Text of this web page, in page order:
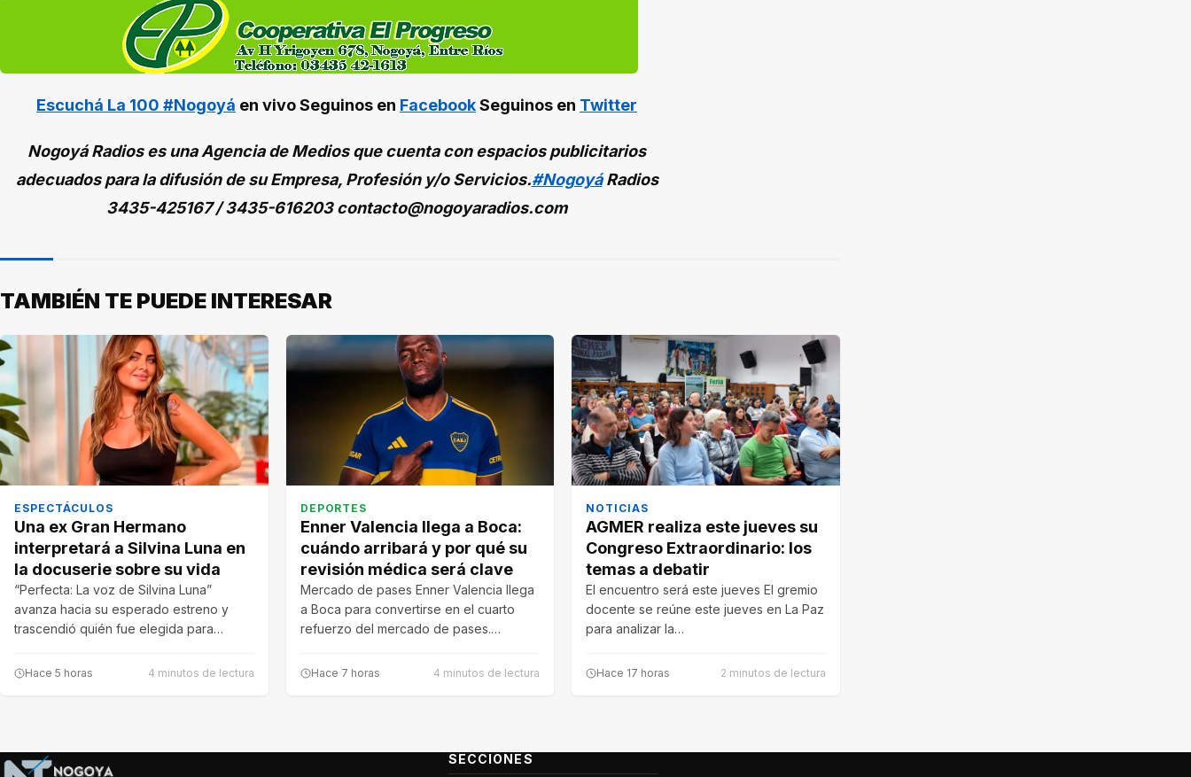
Escuchá La 100 #Nogoyá en vivoSeguinos en FacebookSeguinos en Twitter
Nogoyá Radios es una Agencia de Medios que cuenta con espacios publicitarios
adecuados para la difusión de su Empresa, Profesión y/o Servicios.#NogoyáRadios
3435-425167 / 3435-616203 contacto@nogoyaradios.com
TAMBIÉN TE PUEDE INTERESAR
ESPECTÁCULOS
Una ex Gran Hermano
interpretará a Silvina Luna en
la docuserie sobre su vida
“Perfecta: La voz de Silvina Luna”
avanza hacia su esperado estreno y
trascendió quién fue elegida para
Hace 5 horas 4 minutos de lectura
DEPORTES
Enner Valencia llega a Boca:
cuándo arribará y por qué su
revisión médica será clave
Mercado de pases Enner Valencia llega
a Boca para convertirse en el cuarto
refuerzo del mercado de pases.…
Hace 7 horas 4 minutos de lectura
NOTICIAS
AGMER realiza este jueves su
Congreso Extraordinario: los
temas a debatir
El encuentro será este jueves El gremio
docente se reúne este jueves en La Paz
para analizar la…
Hace 17 horas 2 minutos de lectura
SECCIONES